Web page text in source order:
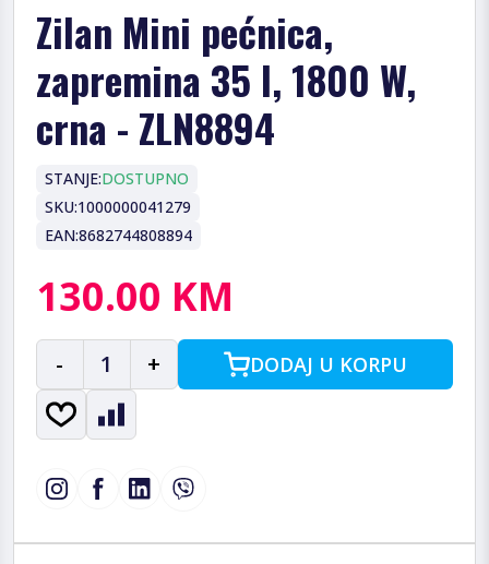
Zilan Mini pećnica,
zapremina 35 l, 1800 W,
crna - ZLN8894
STANJE:DOSTUPNO
SKU:1000000041279
EAN:8682744808894
130.00 KM
- 1 + DODAJ U KORPU